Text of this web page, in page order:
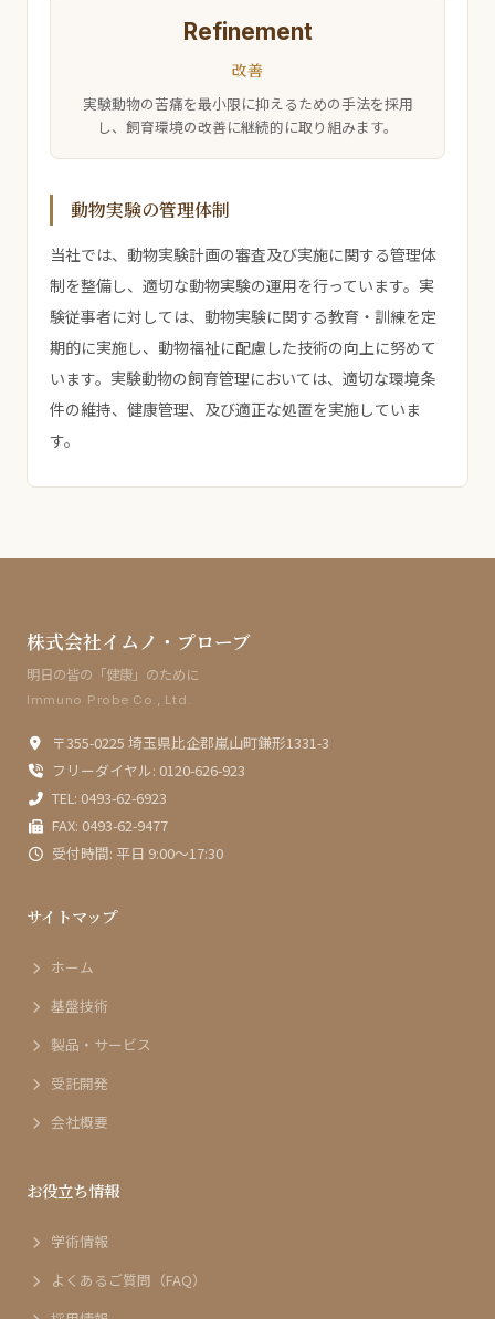
Refinement
改善
実験動物の苦痛を最小限に抑えるための手法を採用
し、飼育環境の改善に継続的に取り組みます。
動物実験の管理体制
当社では、動物実験計画の審査及び実施に関する管理体
制を整備し、適切な動物実験の運用を行っています。実
験従事者に対しては、動物実験に関する教育・訓練を定
期的に実施し、動物福祉に配慮した技術の向上に努めて
います。実験動物の飼育管理においては、適切な環境条
件の維持、健康管理、及び適正な処置を実施していま
す。
株式会社イムノ・プローブ
明日の皆の「健康」のために
Immuno Probe Co., Ltd.
〒355-0225 埼玉県比企郡嵐山町鎌形1331-3
フリーダイヤル: 0120-626-923
TEL: 0493-62-6923
FAX: 0493-62-9477
受付時間: 平日 9:00〜17:30
サイトマップ
ホーム
基盤技術
製品・サービス
受託開発
会社概要
お役立ち情報
学術情報
よくあるご質問（FAQ）